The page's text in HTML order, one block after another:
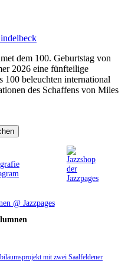
dem 100. Geburtstag von
2026 eine fünfteilige
beleuchten international
des Schaffens von Miles
mit zwei Saalfeldener